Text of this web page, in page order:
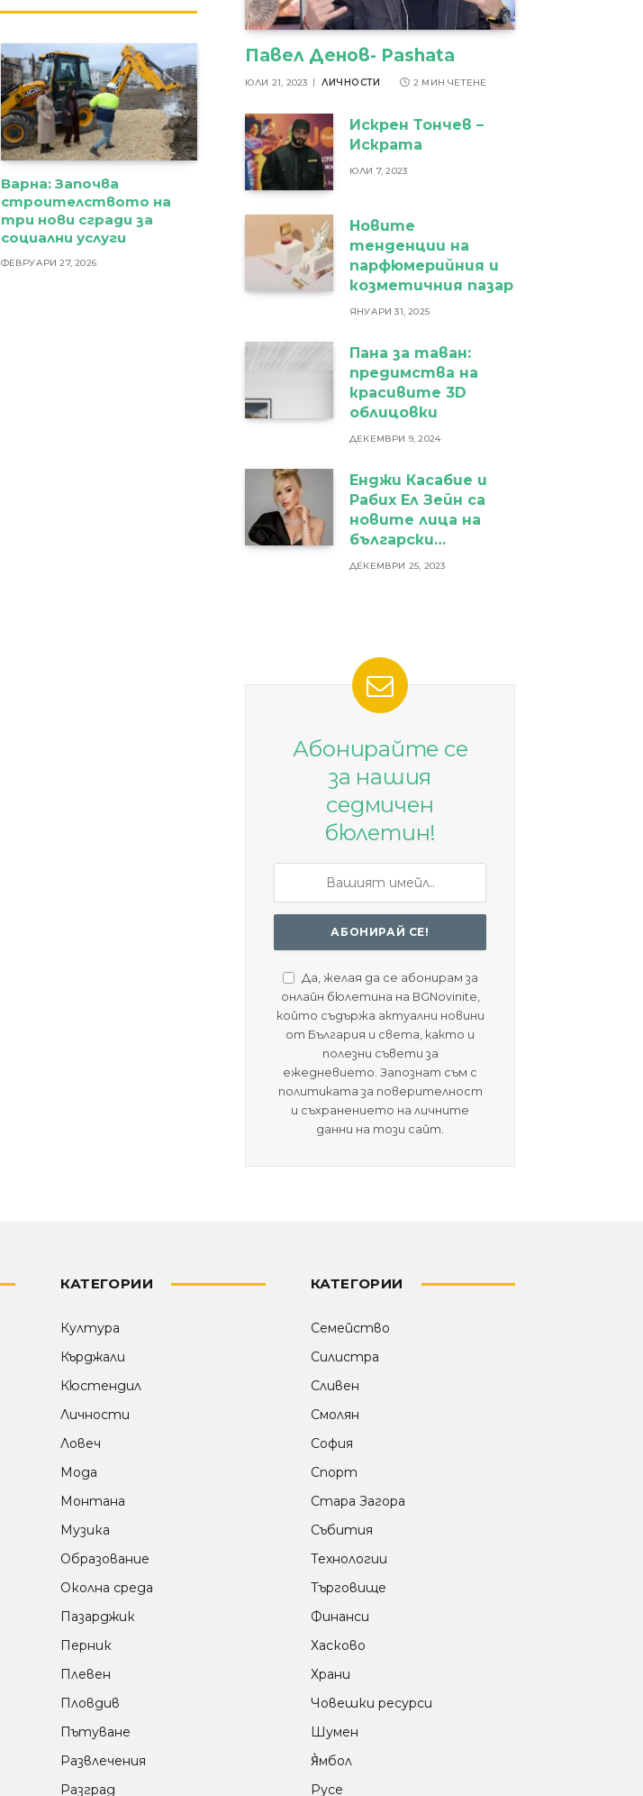
Варна: Започва
строителството на
три нови сгради за
социални услуги
ФЕВРУАРИ 27, 2026
Павел Денов- Pashata
ЮЛИ 21, 2023 ЛИЧНОСТИ 2 МИН ЧЕТЕНЕ
Искрен Тончев –
Искрата
ЮЛИ 7, 2023
Новите
тенденции на
парфюмерийния и
козметичния пазар
ЯНУАРИ 31, 2025
Пана за таван:
предимства на
красивите 3D
облицовки
ДЕКЕМВРИ 9, 2024
Енджи Касабие и
Рабих Ел Зейн са
новите лица на
български
бижутериен бранд
ДЕКЕМВРИ 25, 2023
Абонирайте се
за нашия
седмичен
бюлетин!
Да, желая да се абонирам за
онлайн бюлетина на BGNovinite,
който съдържа актуални новини
от България и света, както и
полезни съвети за
ежедневието. Запознат съм с
политиката за поверителност
и съхранението на личните
данни на този сайт.
КАТЕГОРИИ
Култура
Кърджали
Кюстендил
Личности
Ловеч
Мода
Монтана
Музика
Образование
Околна среда
Пазарджик
Перник
Плевен
Пловдив
Пътуване
Развлечения
Разград
КАТЕГОРИИ
Семейство
Силистра
Сливен
Смолян
София
Спорт
Стара Загора
Събития
Технологии
Търговище
Финанси
Хасково
Храни
Човешки ресурси
Шумен
Я̀мбол
Русе